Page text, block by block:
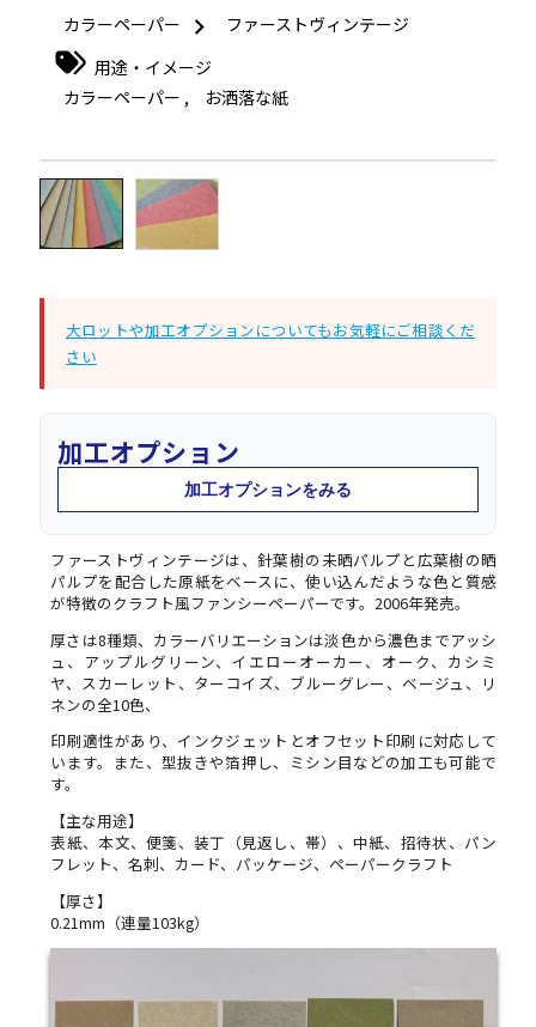
カラーペーパー
ファーストヴィンテージ
用途・イメージ
カラーペーパー , お洒落な紙
← →
大ロットや加工オプションについてもお気軽にご相談くだ
さい
加工オプション
加工オプションをみる
ファーストヴィンテージは、針葉樹の未晒パルプと広葉樹の晒
パルプを配合した原紙をベースに、使い込んだような色と質感
が特徴のクラフト風ファンシーペーパーです。2006年発売。
厚さは8種類、カラーバリエーションは淡色から濃色までアッシ
ュ、アップルグリーン、イエローオーカー、オーク、カシミ
ヤ、スカーレット、ターコイズ、ブルーグレー、ベージュ、リ
ネンの全10色、
印刷適性があり、インクジェットとオフセット印刷に対応して
います。また、型抜きや箔押し、ミシン目などの加工も可能で
す。
【主な用途】
表紙、本文、便箋、装丁（見返し、帯）、中紙、招待状、パン
フレット、名刺、カード、パッケージ、ペーパークラフト
【厚さ】
0.21mm（連量103kg）